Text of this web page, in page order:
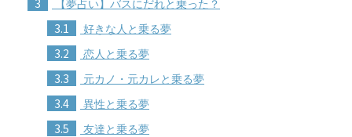
【夢占い】バスにだれと乗った？
3.1 好きな人と乗る夢
3.2 恋人と乗る夢
3.3 元カノ・元カレと乗る夢
3.4 異性と乗る夢
3.5 友達と乗る夢